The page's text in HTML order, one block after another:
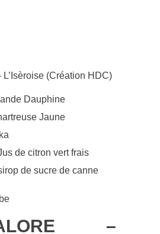
L’Isèroise (Création HDC)
Dauphine
Jaune
de citron vert frais
de sucre de canne
–